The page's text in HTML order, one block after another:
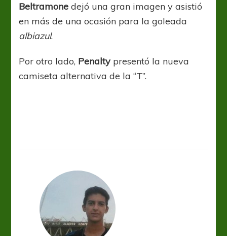
Beltramone dejó una gran imagen y asistió
en más de una ocasión para la goleada
albiazul.
Por otro lado, Penalty presentó la nueva
camiseta alternativa de la “T”.